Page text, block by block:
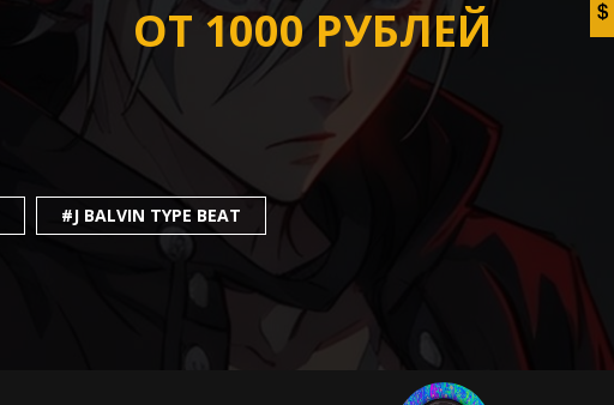
ОТ 1000 РУБЛЕЙ
#J BALVIN TYPE BEAT